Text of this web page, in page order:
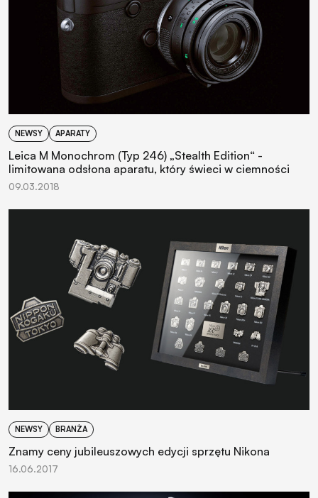
NEWSY APARATY
Leica M Monochrom (Typ 246) „Stealth Edition“ -
limitowana odsłona aparatu, który świeci w ciemności
09.03.2018
NEWSY BRANŻA
Znamy ceny jubileuszowych edycji sprzętu Nikona
16.06.2017